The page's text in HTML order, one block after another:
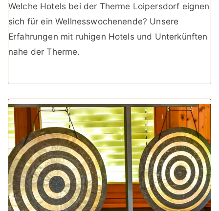
Welche Hotels bei der Therme Loipersdorf eignen
sich für ein Wellnesswochenende? Unsere
Erfahrungen mit ruhigen Hotels und Unterkünften
nahe der Therme.